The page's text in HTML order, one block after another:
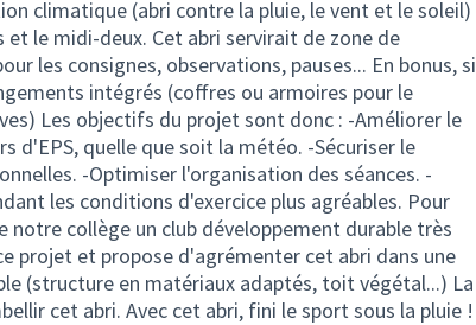
climatique (abri contre la pluie, le vent et le soleil)
et le midi-deux. Cet abri servirait de zone de
les consignes, observations, pauses... En bonus, si
intégrés (coffres ou armoires pour le
Les objectifs du projet sont donc : -Améliorer le
d'EPS, quelle que soit la météo. -Sécuriser le
-Optimiser l'organisation des séances. -
les conditions d'exercice plus agréables. Pour
notre collège un club développement durable très
projet et propose d'agrémenter cet abri dans une
(structure en matériaux adaptés, toit végétal...) La
cet abri. Avec cet abri, fini le sport sous la pluie !